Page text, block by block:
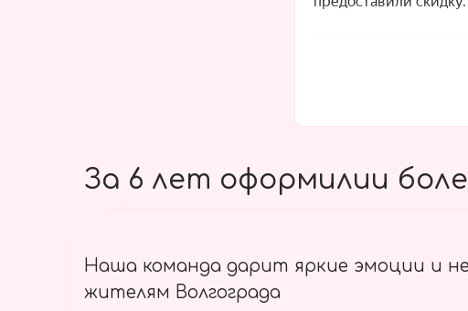
За 6 лет оформилии
Наша команда дарит яркие эмоции и
жителям Волгограда